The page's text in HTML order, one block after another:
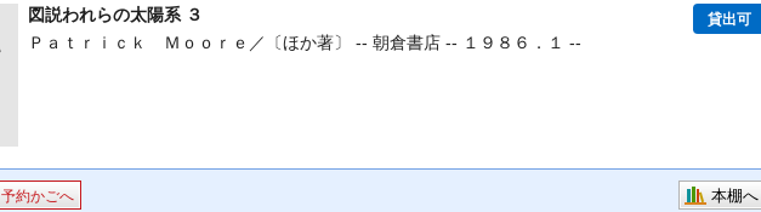
図説われらの太陽系 ３ 貸出可
Ｐａｔｒｉｃｋ Ｍｏｏｒｅ／〔ほか著〕 -- 朝倉書店 -- １９８６．１ --
予約かごへ 本棚へ